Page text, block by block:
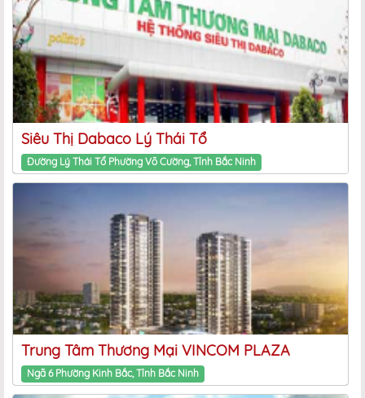
Siêu Thị Dabaco Lý Thái Tổ
Đường Lý Thái Tổ Phường Võ Cường, Tỉnh Bắc Ninh
Trung Tâm Thương Mại VINCOM PLAZA
Ngã 6 Phường Kinh Bắc, Tỉnh Bắc Ninh